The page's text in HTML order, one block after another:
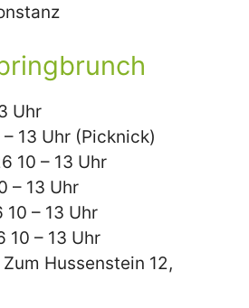
Uhr
13 Uhr (Picknick)
10 – 13 Uhr
– 13 Uhr
– 13 Uhr
10 – 13 Uhr
Hussenstein 12,